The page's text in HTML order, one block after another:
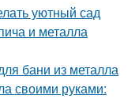
уютный сад
и металла
бани из металла
своими руками: